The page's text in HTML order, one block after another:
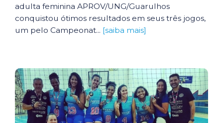
adulta feminina APROV/UNG/Guarulhos
conquistou ótimos resultados em seus três jogos,
um pelo Campeonat... [saiba mais]